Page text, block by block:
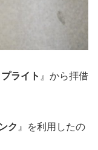
ライト 』から拝借
ク 』を利用したの